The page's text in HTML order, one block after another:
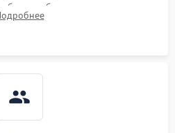
на проблемы с нагревом,
или блокировкой дверцы.